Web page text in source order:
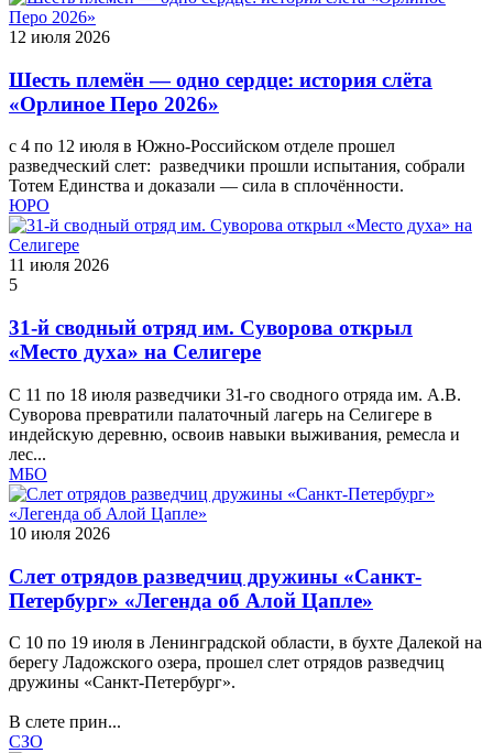
12 июля 2026
Шесть племён — одно сердце: история слёта
«Орлиное Перо 2026»
с 4 по 12 июля в Южно-Российском отделе прошел
разведческий слет: разведчики прошли испытания, собрали
Тотем Единства и доказали — сила в сплочённости.
ЮРО
11 июля 2026
5
31-й сводный отряд им. Суворова открыл
«Место духа» на Селигере
С 11 по 18 июля разведчики 31-го сводного отряда им. А.В.
Суворова превратили палаточный лагерь на Селигере в
индейскую деревню, освоив навыки выживания, ремесла и
лес...
МБО
10 июля 2026
Слет отрядов разведчиц дружины «Санкт-
Петербург» «Легенда об Алой Цапле»
С 10 по 19 июля в Ленинградской области, в бухте Далекой на
берегу Ладожского озера, прошел слет отрядов разведчиц
дружины «Санкт-Петербург».
В слете прин...
СЗО